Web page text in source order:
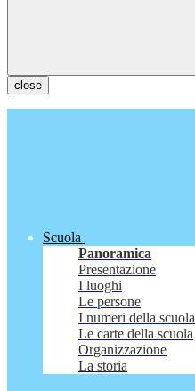
close
Scuola
Panoramica
Presentazione
I luoghi
Le persone
I numeri della scuola
Le carte della scuola
Organizzazione
La storia